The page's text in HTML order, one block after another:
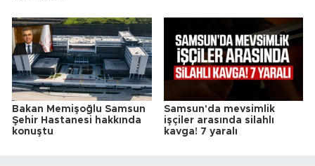
Bakan Memişoğlu Samsun
Şehir Hastanesi hakkında
konuştu
Samsun'da mevsimlik
işçiler arasında silahlı
kavga! 7 yaralı